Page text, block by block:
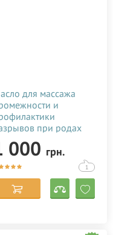
для массажа
и
при родах
Teva Peri Oil 100
000 грн.
1